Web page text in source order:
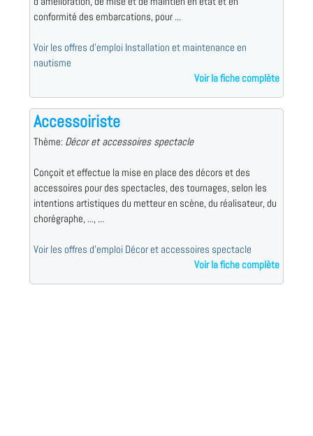
conformité des embarcations, pour ...
Voir les offres d'emploi Installation et maintenance en
nautisme
Voir la fiche complète
Accessoiriste
Thème: Décor et accessoires spectacle
Conçoit et effectue la mise en place des décors et des
accessoires pour des spectacles, des tournages, selon les
intentions artistiques du metteur en scène, du réalisateur, du
chorégraphe, ..., ...
Voir les offres d'emploi Décor et accessoires spectacle
Voir la fiche complète